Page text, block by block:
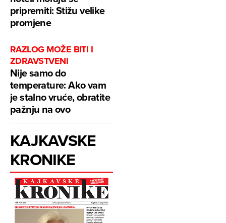
pripremiti: Stižu velike
promjene
RAZLOG MOŽE BITI I
ZDRAVSTVENI
Nije samo do
temperature: Ako vam
je stalno vruće, obratite
pažnju na ovo
KAJKAVSKE
KRONIKE